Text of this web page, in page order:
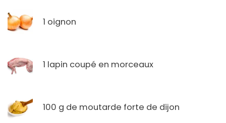
1 oignon
1 lapin coupé en morceaux
100 g de moutarde forte de dijon